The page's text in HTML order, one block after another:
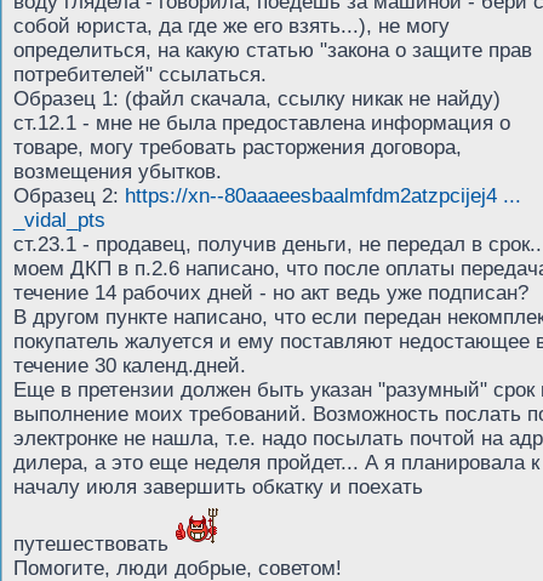
собой юриста, да где же его взять...), не могу
определиться, на какую статью "закона о защите прав
потребителей" ссылаться.
Образец 1: (файл скачала, ссылку никак не найду)
ст.12.1 - мне не была предоставлена информация о
товаре, могу требовать расторжения договора,
возмещения убытков.
Образец 2: https://xn--80aaaeesbaalmfdm2atzpcijej4 ...
_vidal_pts
ст.23.1 - продавец, получив деньги, не передал в
моем ДКП в п.2.6 написано, что после оплаты
течение 14 рабочих дней - но акт ведь уже подписан?
В другом пункте написано, что если передан
покупатель жалуется и ему поставляют недостающее
течение 30 календ.дней.
Еще в претензии должен быть указан "разумный" срок
выполнение моих требований. Возможность послать
электронке не нашла, т.е. надо посылать почтой на
дилера, а это еще неделя пройдет... А я планировала к
началу июля завершить обкатку и поехать
путешествовать
Помогите, люди добрые, советом!